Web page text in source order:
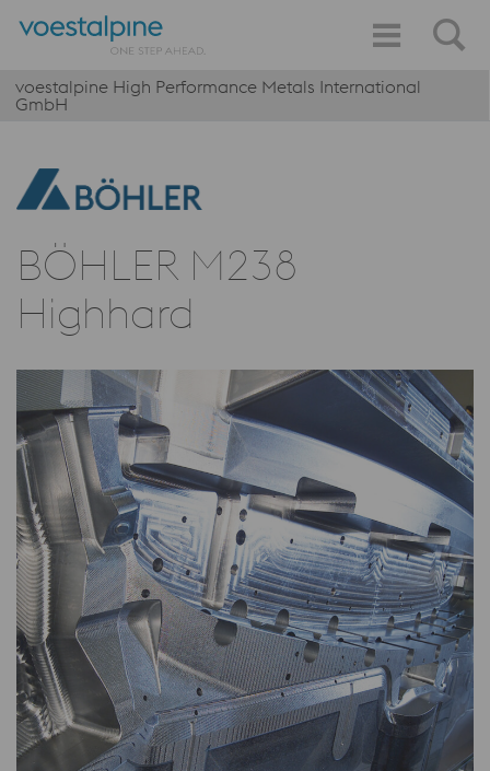
voestalpine High Performance Metals International
GmbH
BÖHLER M238
Highhard